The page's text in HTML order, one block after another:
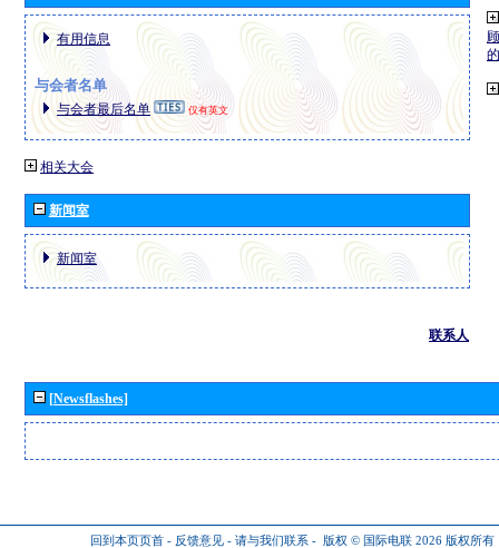
有用信息
与会者名单
与会者最后名单 仅有英文
相关大会
新闻室
新闻室
联系人
[Newsflashes]
回到本页页首 - 反馈意见 - 请与我们联系 - 版权 © 国际电联 2026 版权所有